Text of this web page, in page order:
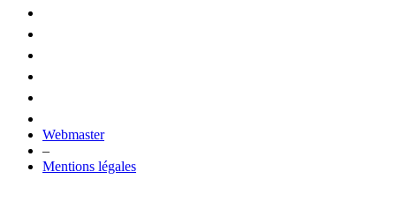
Webmaster
–
Mentions légales